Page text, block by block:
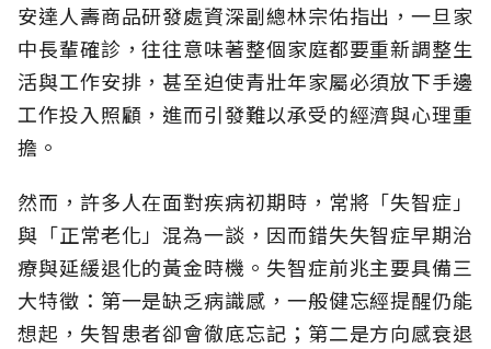
安達人壽商品研發處資深副總林宗佑指出，一旦家
中長輩確診，往往意味著整個家庭都要重新調整生
活與工作安排，甚至迫使青壯年家屬必須放下手邊
工作投入照顧，進而引發難以承受的經濟與心理重
擔。
然而，許多人在面對疾病初期時，常將「失智症」
與「正常老化」混為一談，因而錯失失智症早期治
療與延緩退化的黃金時機。失智症前兆主要具備三
大特徵：第一是缺乏病識感，一般健忘經提醒仍能
想起，失智患者卻會徹底忘記；第二是方向感衰退